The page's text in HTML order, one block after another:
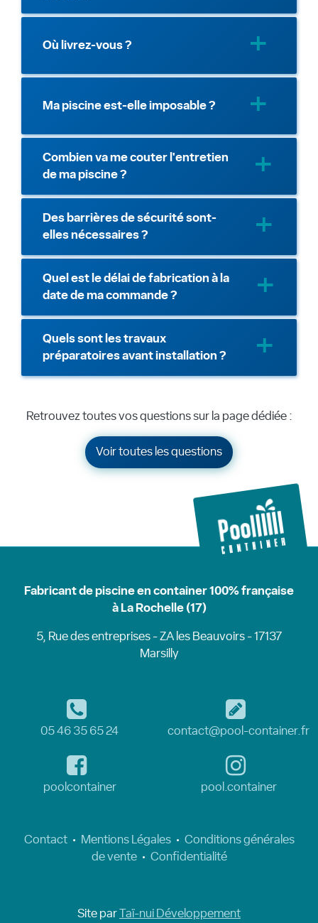
Où livrez-vous ?
Ma piscine est-elle imposable ?
Combien va me couter l'entretien
de ma piscine ?
Des barrières de sécurité sont-
elles nécessaires ?
Quel est le délai de fabrication à la
date de ma commande ?
Quels sont les travaux
préparatoires avant installation ?
Retrouvez toutes vos questions sur la page dédiée :
Voir toutes les questions
Fabricant de piscine en container 100% française
à La Rochelle (17)
5, Rue des entreprises - ZA les Beauvoirs - 17137
Marsilly
05 46 35 65 24 contact@pool-container.fr
poolcontainer pool.container
Contact• Mentions Légales• Conditions générales
de vente• Confidentialité
Site parTaï-nui Développement